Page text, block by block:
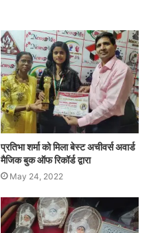
प्रतिभा शर्मा को मिला बेस्ट अचीवर्स अवार्ड
मैजिक बुक ऑफ रिकॉर्ड द्वारा
May 24, 2022